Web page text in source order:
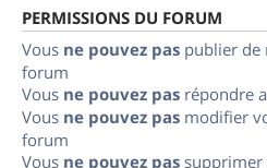
PERMISSIONS DU FORUM
Vous ne pouvez pas publier de
forum
Vous ne pouvez pas répondre
Vous ne pouvez pas modifier
forum
Vous ne pouvez pas supprimer